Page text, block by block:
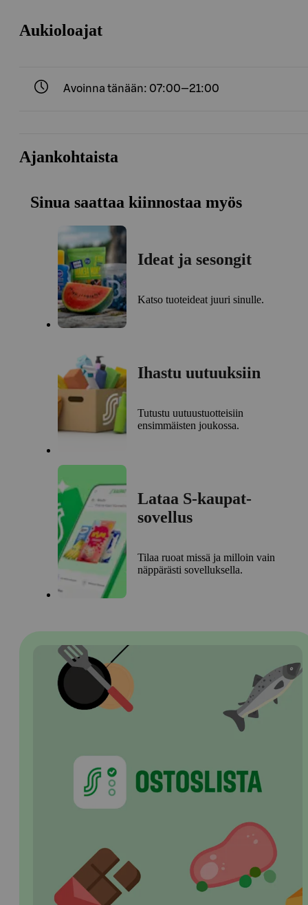
Aukioloajat
Avoinna tänään: 07:00—21:00
Ajankohtaista
Sinua saattaa kiinnostaa myös
Ideat ja sesongit
Katso tuoteideat juuri sinulle.
Ihastu uutuuksiin
Tutustu uutuustuotteisiin
ensimmäisten joukossa.
Lataa S-kaupat-
sovellus
Tilaa ruoat missä ja milloin vain
näppärästi sovelluksella.